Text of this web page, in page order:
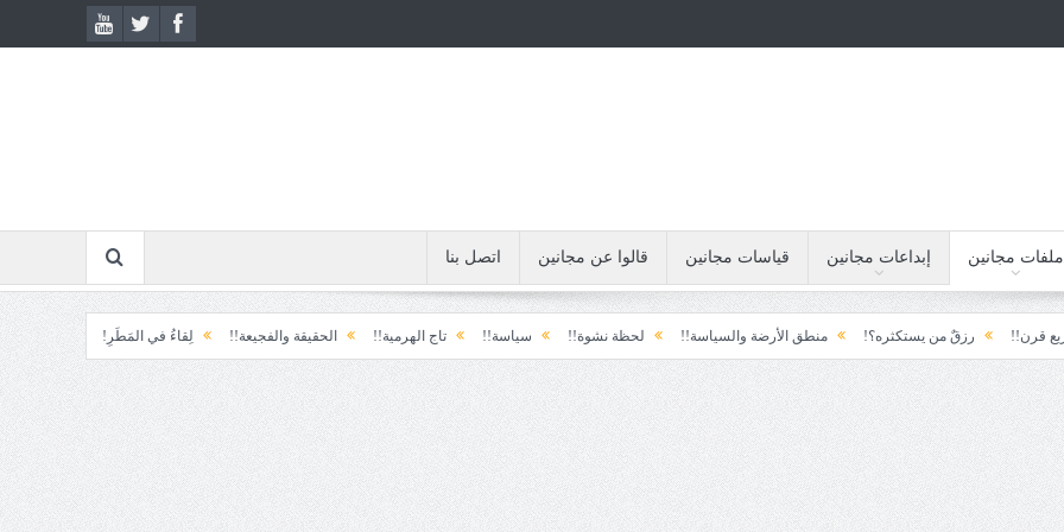
ملفات مجانين إبداعات مجانين قياسات مجانين قالوا عن مجانين اتصل بنا
رزقٌ من يستكثره؟! منطق الأرضة والسياسة!! لحظة نشوة!! سياسة!! تاج الهرمية!! الحقيقة والفجيعة!! لِقاءُ في المَطَرِ! أين القيادة!!